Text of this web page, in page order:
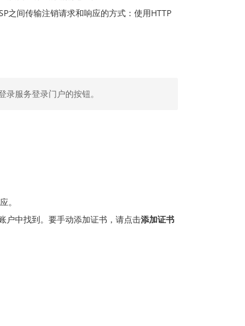
之间传输注销请求和响应的方式：使用HTTP
服务登录门户的按钮。
。
户中找到。要手动添加证书，请点击添加证书